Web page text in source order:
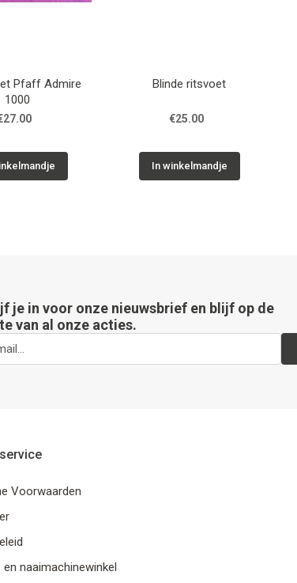
Pfaff Admire
1000
Blinde ritsvoet
€25.00
In winkelmandje
je in voor onze nieuwsbrief en blijf op de
van al onze acties.
Voorwaarden
naaimachinewinkel